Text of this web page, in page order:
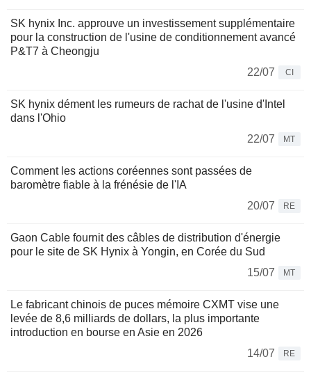
SK hynix Inc. approuve un investissement supplémentaire
pour la construction de l'usine de conditionnement avancé
P&T7 à Cheongju
22/07
CI
SK hynix dément les rumeurs de rachat de l'usine d'Intel
dans l'Ohio
22/07
MT
Comment les actions coréennes sont passées de
baromètre fiable à la frénésie de l'IA
20/07
RE
Gaon Cable fournit des câbles de distribution d'énergie
pour le site de SK Hynix à Yongin, en Corée du Sud
15/07
MT
Le fabricant chinois de puces mémoire CXMT vise une
levée de 8,6 milliards de dollars, la plus importante
introduction en bourse en Asie en 2026
14/07
RE